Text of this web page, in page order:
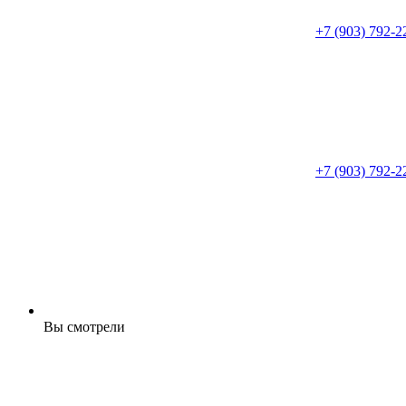
+7 (903) 792-
+7 (903) 792-
Вы смотрели